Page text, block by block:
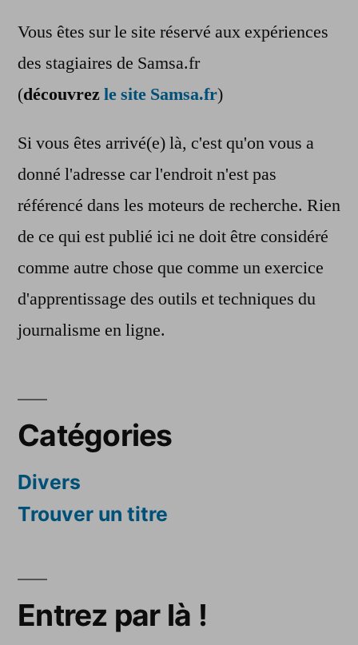
Vous êtes sur le site réservé aux expériences
des stagiaires de Samsa.fr
(découvrezle site Samsa.fr)
Si vous êtes arrivé(e) là, c'est qu'on vous a
donné l'adresse car l'endroit n'est pas
référencé dans les moteurs de recherche. Rien
de ce qui est publié ici ne doit être considéré
comme autre chose que comme un exercice
d'apprentissage des outils et techniques du
journalisme en ligne.
Catégories
Divers
Trouver un titre
Entrez par là !